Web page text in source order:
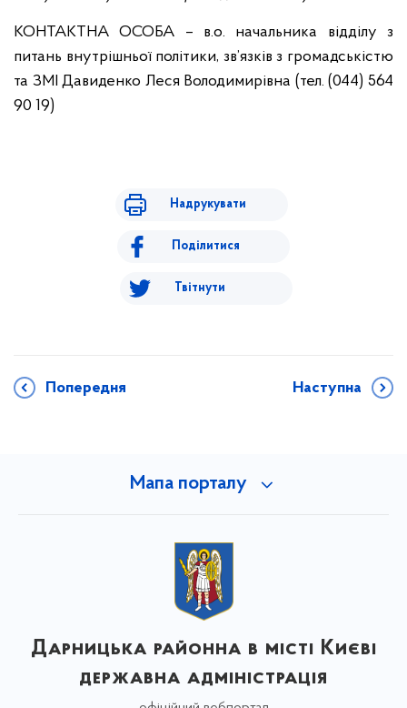
КОНТАКТНА ОСОБА – в.о. начальника відділу з
питань внутрішньої політики, зв’язків з громадськістю
та ЗМІ Давиденко Леся Володимирівна (тел. (044) 564
90 19)
Надрукувати
Поділитися
Твітнути
Попередня Наступна
Мапа порталу
Дарницька районна в місті Києві
державна адміністрація